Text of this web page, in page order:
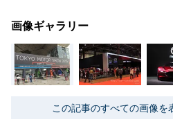
画像ギャラリー
この記事のすべての画像を